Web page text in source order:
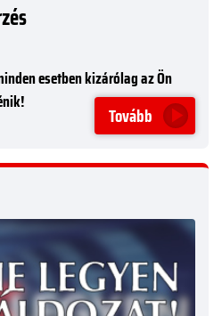
esetben kizárólag az Ön
Tovább